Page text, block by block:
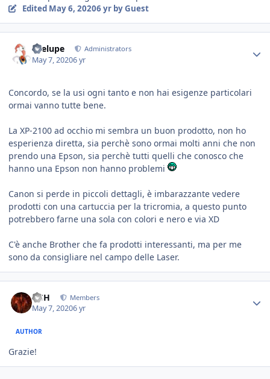
Edited May 6, 20206 yrby Guest
Toelupe Administrators
May 7, 20206 yr
Concordo, se la usi ogni tanto e non hai esigenze particolari
ormai vanno tutte bene.
La XP-2100 ad occhio mi sembra un buon prodotto, non ho
esperienza diretta, sia perchè sono ormai molti anni che non
prendo una Epson, sia perchè tutti quelli che conosco che
hanno una Epson non hanno problemi
Canon si perde in piccoli dettagli, è imbarazzante vedere
prodotti con una cartuccia per la tricromia, a questo punto
potrebbero farne una sola con colori e nero e via XD
C'è anche Brother che fa prodotti interessanti, ma per me
sono da consigliare nel campo delle Laser.
HSH Members
May 7, 20206 yr
AUTHOR
Grazie!